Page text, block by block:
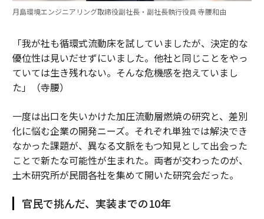
月島環境エンジニアリング取締役副社長・副社長執行役員 寺腰和由
「我が社も循環式流動床を試していましたが、決定的な
優位性は見いだせずにいました。他社と同じことをやっ
ていては生き残れない。そんな危機感を抱えていまし
た」（寺腰）
一度は出口を失いかけた加圧流動層燃焼の研究と、差別
化に悩む企業の開発ニーズ。それぞれ単独では解決でき
なかった課題が、異なる文脈をもつ知見として出会った
ことで新たな可能性が生まれた。両者が交わったのが、
土木研究所が民間各社を集めて開いた研究会だった。
官民で挑んだ、実装までの10年